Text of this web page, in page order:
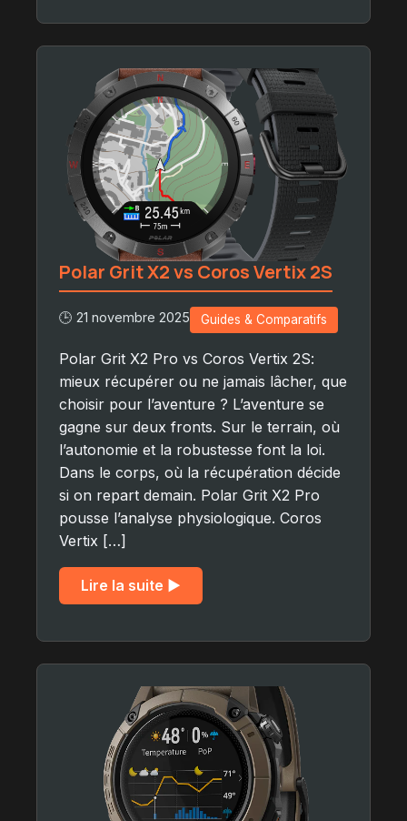
Polar Grit X2 vs Coros Vertix 2S
🕒 21 novembre 2025 Guides & Comparatifs
Polar Grit X2 Pro vs Coros Vertix 2S:
mieux récupérer ou ne jamais lâcher, que
choisir pour l’aventure ? L’aventure se
gagne sur deux fronts. Sur le terrain, où
l’autonomie et la robustesse font la loi.
Dans le corps, où la récupération décide
si on repart demain. Polar Grit X2 Pro
pousse l’analyse physiologique. Coros
Vertix […]
Lire la suite ▶︎